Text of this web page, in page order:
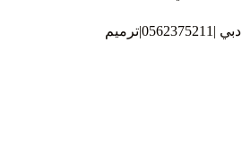
تكسير وترميم فلل في دبي |0562375211|ترميم